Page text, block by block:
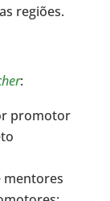
regiões.
:
promotor
mentores